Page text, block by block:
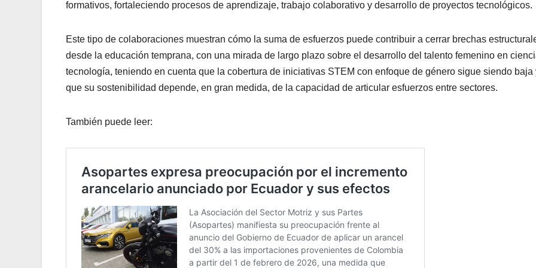
formativos, fortaleciendo procesos de aprendizaje, trabajo colaborativo y desarrollo de proyectos tecnológicos.
Este tipo de colaboraciones muestran cómo la suma de esfuerzos puede contribuir a cerrar brechas
desde la educación temprana, con una mirada de largo plazo sobre el desarrollo del talento femenino en
tecnología, teniendo en cuenta que la cobertura de iniciativas STEM con enfoque de género sigue siendo baja
que su sostenibilidad depende, en gran medida, de la capacidad de articular esfuerzos entre sectores.
También puede leer: